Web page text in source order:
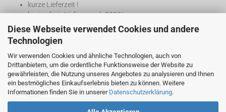
Diese Webseite verwendet Cookies und andere
Technologien
Wir verwenden Cookies und ähnliche Technologien, auch von
Drittanbietern, um die ordentliche Funktionsweise der Website zu
gewährleisten, die Nutzung unseres Angebotes zu analysieren und Ihnen
ein bestmögliches Einkaufserlebnis bieten zu können. Weitere
Informationen finden Sie in unserer Datenschutzerklärung.
kurze Lieferzeit !
kostenfreie Lieferung ab 200€*
* nur innerhalb Deutschland